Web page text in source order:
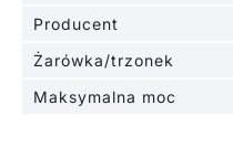
Producent
Żarówka/trzonek
Maksymalna moc